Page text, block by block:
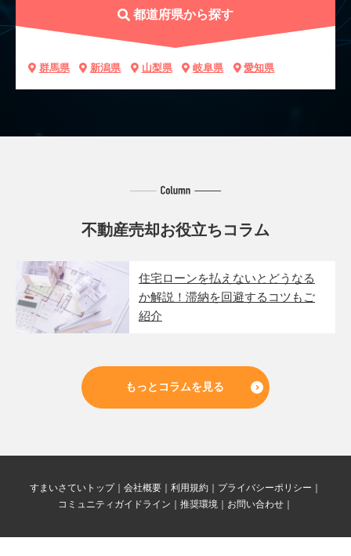
都道府県から探す
群馬県 新潟県 山梨県 岐阜県 愛知県
不動産売却お役立ちコラム
住宅ローンを払えないとどうなる
か解説！滞納を回避するコツもご
紹介
もっとコラムを見る
すまいさていトップ 会社概要 利用規約
プライバシーポリシー
コミュニティガイドライン
推奨環境 お問い合わせ